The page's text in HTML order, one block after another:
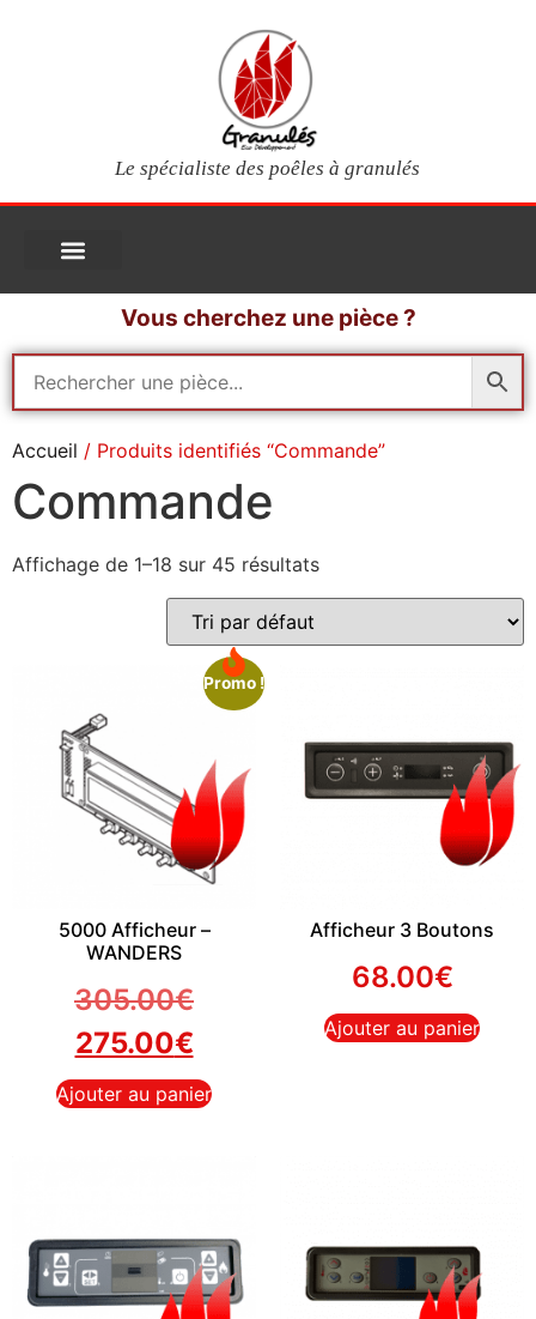
Le spécialiste des poêles à granulés
Vous cherchez une pièce ?
Accueil / Produits identifiés “Commande”
Commande
Affichage de 1–18 sur 45 résultats
Promo !
5000 Afficheur –
WANDERS
305.00€
275.00€
Ajouter au panier
Afficheur 3 Boutons
68.00€
Ajouter au panier